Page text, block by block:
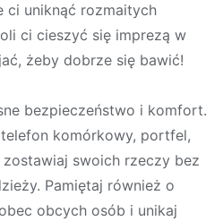
ci uniknąć rozmaitych
ci cieszyć się imprezą w
żeby dobrze się bawić!
bezpieczeństwo i komfort.
komórkowy, portfel,
swoich rzeczy bez
Pamiętaj również o
obcych osób i unikaj